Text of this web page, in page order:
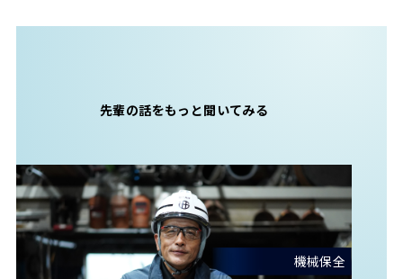
先輩の話をもっと聞いてみる
機械保全